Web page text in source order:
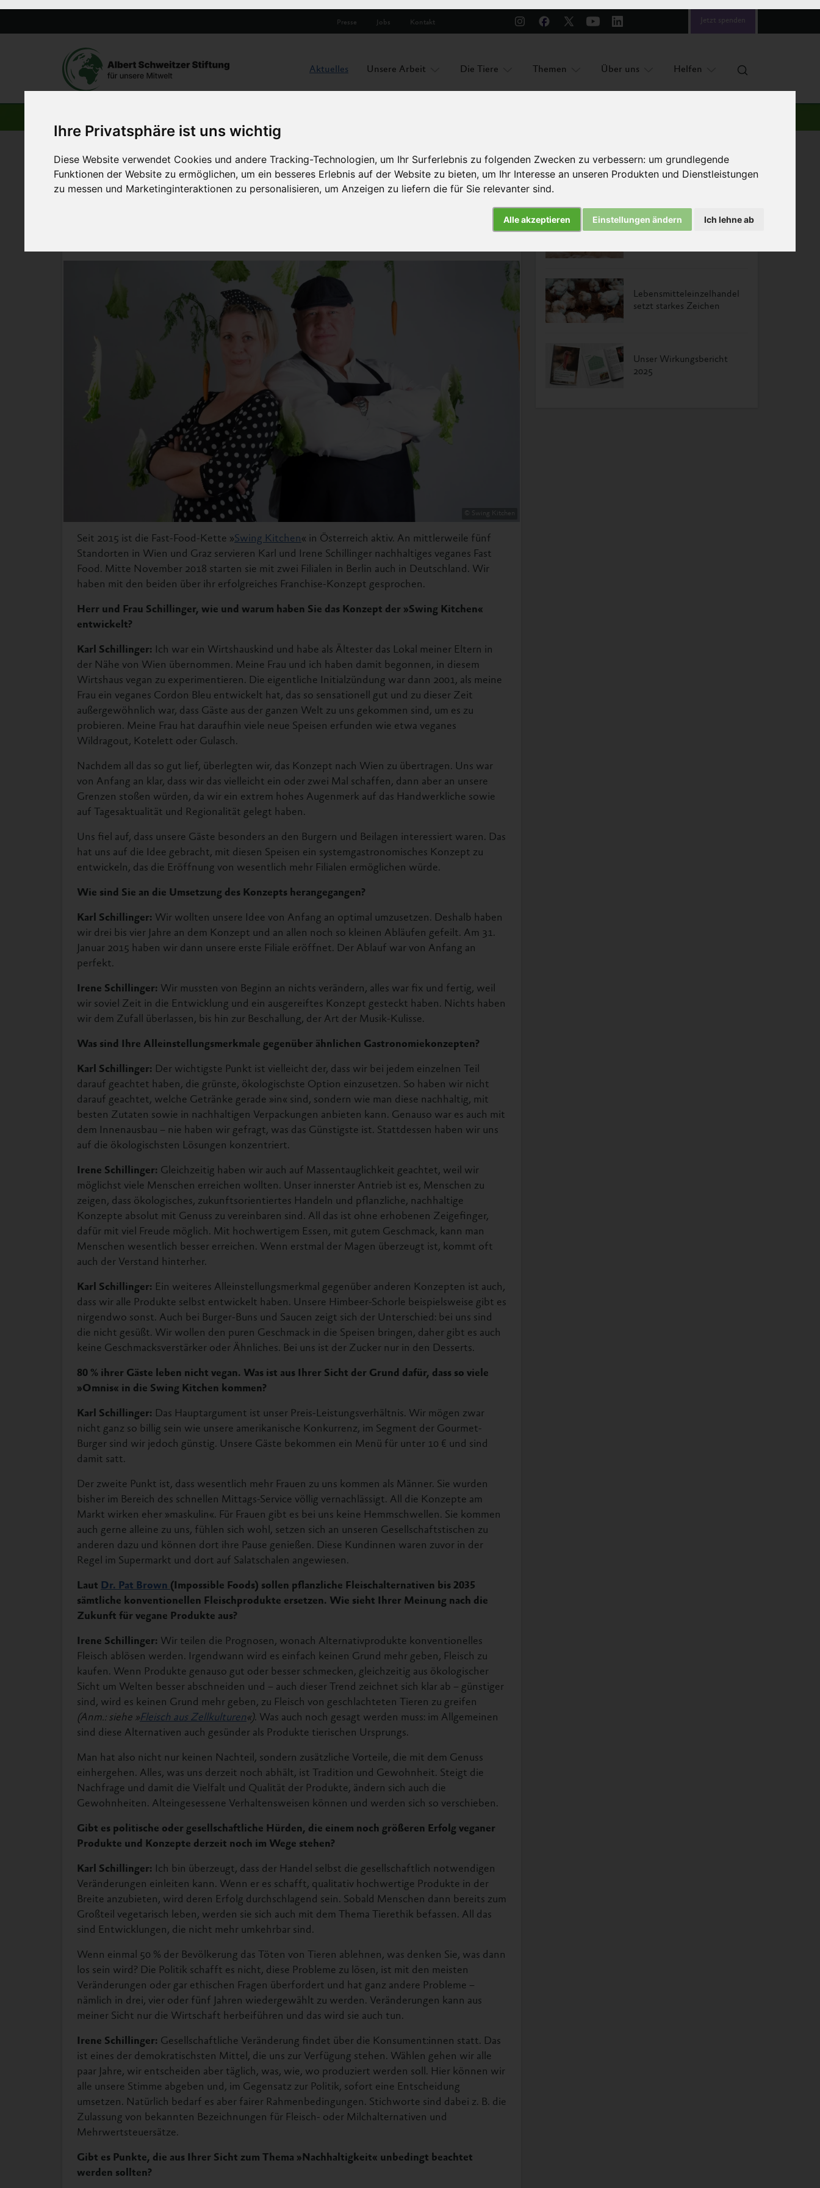
Ihre Privatsphäre ist uns wichtig
Funktionen der Website zu ermöglichen,um ein besseres Erlebnis auf der Website zu bieten, um Ihr Interesse an unseren Produkten und Dienstleistungen
zu messen und Marketinginteraktionen zu personalisieren,um Anzeigen zu liefern die für Sie relevanter sind.
Alle akzeptieren Einstellungen ändern
Jetzt spenden
20. September 2018
Vegane Fast-Food-Kette kommt nach Deutschland
Seit 2015 ist die Fast-Food-Kette » Swing Kitchen
« in Österreich aktiv. An mittlerweile fünf
Standorten in Wien und Graz servieren Karl und Irene Schillinger nachhaltiges veganes Fast
Food. Mitte November 2018 starten sie mit zwei Filialen in Berlin auch in Deutschland. Wir
haben mit den beiden über ihr erfolgreiches Franchise-Konzept gesprochen.
Herr und Frau Schillinger, wie und warum haben Sie das Konzept der »Swing Kitchen«
entwickelt?
Karl Schillinger:
Ich war ein Wirtshauskind und habe als Ältester das Lokal meiner Eltern in
der Nähe von Wien übernommen. Meine Frau und ich haben damit begonnen, in diesem
Wirtshaus vegan zu experimentieren. Die eigentliche Initialzündung war dann 2001, als meine
Frau ein veganes Cordon Bleu entwickelt hat, das so sensationell gut und zu dieser Zeit
außergewöhnlich war, dass Gäste aus der ganzen Welt zu uns gekommen sind, um es zu
probieren. Meine Frau hat daraufhin viele neue Speisen erfunden wie etwa veganes
Wildragout, Kotelett oder Gulasch.
Nachdem all das so gut lief, überlegten wir, das Konzept nach Wien zu übertragen. Uns war
von Anfang an klar, dass wir das vielleicht ein oder zwei Mal schaffen, dann aber an unsere
Grenzen stoßen würden, da wir ein extrem hohes Augenmerk auf das Handwerkliche sowie
auf Tagesaktualität und Regionalität gelegt haben.
Uns fiel auf, dass unsere Gäste besonders an den Burgern und Beilagen interessiert waren. Das
hat uns auf die Idee gebracht, mit diesen Speisen ein systemgastronomisches Konzept zu
entwickeln, das die Eröffnung von wesentlich mehr Filialen ermöglichen würde.
Wie sind Sie an die Umsetzung des Konzepts herangegangen?
Karl Schillinger: Wir wollten unsere Idee von Anfang an optimal umzusetzen. Deshalb haben
wir drei bis vier Jahre an dem Konzept und an allen noch so kleinen Abläufen gefeilt. Am 31.
Januar 2015 haben wir dann unsere erste Filiale eröffnet. Der Ablauf war von Anfang an
perfekt.
Irene Schillinger: Wir mussten von Beginn an nichts verändern, alles war fix und fertig, weil
wir soviel Zeit in die Entwicklung und ein ausgereiftes Konzept gesteckt haben. Nichts haben
wir dem Zufall überlassen, bis hin zur Beschallung, der Art der Musik-Kulisse.
Was sind Ihre Alleinstellungsmerkmale gegenüber ähnlichen Gastronomiekonzepten?
Karl Schillinger:
Der wichtigste Punkt ist vielleicht der, dass wir bei jedem einzelnen Teil
darauf geachtet haben, die grünste, ökologischste Option einzusetzen. So haben wir nicht
darauf geachtet, welche Getränke gerade »in« sind, sondern wie man diese nachhaltig, mit
besten Zutaten sowie in nachhaltigen Verpackungen anbieten kann. Genauso war es auch mit
dem Innenausbau – nie haben wir gefragt, was das Günstigste ist. Stattdessen haben wir uns
auf die ökologischsten Lösungen konzentriert.
Irene Schillinger:
Gleichzeitig haben wir auch auf Massentauglichkeit geachtet, weil wir
möglichst viele Menschen erreichen wollten. Unser innerster Antrieb ist es, Menschen zu
zeigen, dass ökologisches, zukunftsorientiertes Handeln und pflanzliche, nachhaltige
Konzepte absolut mit Genuss zu vereinbaren sind. All das ist ohne erhobenen Zeigefinger,
dafür mit viel Freude möglich. Mit hochwertigem Essen, mit gutem Geschmack, kann man
Menschen wesentlich besser erreichen. Wenn erstmal der Magen überzeugt ist, kommt oft
auch der Verstand hinterher.
Karl Schillinger:
Ein weiteres Alleinstellungsmerkmal gegenüber anderen Konzepten ist auch,
dass wir alle Produkte selbst entwickelt haben. Unsere Himbeer-Schorle beispielsweise gibt es
nirgendwo sonst. Auch bei Burger-Buns und Saucen zeigt sich der Unterschied: bei uns sind
die nicht gesüßt. Wir wollen den puren Geschmack in die Speisen bringen, daher gibt es auch
keine Geschmacksverstärker oder Ähnliches. Bei uns ist der Zucker nur in den Desserts.
80 % ihrer Gäste leben nicht vegan. Was ist aus Ihrer Sicht der Grund dafür, dass so viele
»Omnis« in die Swing Kitchen kommen?
Karl Schillinger:
Das Hauptargument ist unser Preis-Leistungsverhältnis. Wir mögen zwar
nicht ganz so billig sein wie unsere amerikanische Konkurrenz, im Segment der Gourmet-
Burger sind wir jedoch günstig. Unsere Gäste bekommen ein Menü für unter 10 € und sind
damit satt.
Der zweite Punkt ist, dass wesentlich mehr Frauen zu uns kommen als Männer. Sie wurden
bisher im Bereich des schnellen Mittags-Service völlig vernachlässigt. All die Konzepte am
Markt wirken eher »maskulin«. Für Frauen gibt es bei uns keine Hemmschwellen. Sie kommen
auch gerne alleine zu uns, fühlen sich wohl, setzen sich an unseren Gesellschaftstischen zu
anderen dazu und können dort ihre Pause genießen. Diese Kundinnen waren zuvor in der
Regel im Supermarkt und dort auf Salatschalen angewiesen.
Laut Dr. Pat Brown
(Impossible Foods) sollen pflanzliche Fleischalternativen bis 2035
sämtliche konventionellen Fleischprodukte ersetzen. Wie sieht Ihrer Meinung nach die
Zukunft für vegane Produkte aus?
Irene Schillinger: Wir teilen die Prognosen, wonach Alternativprodukte konventionelles
Fleisch ablösen werden. Irgendwann wird es einfach keinen Grund mehr geben, Fleisch zu
kaufen. Wenn Produkte genauso gut oder besser schmecken, gleichzeitig aus ökologischer
Sicht um Welten besser abschneiden und – auch dieser Trend zeichnet sich klar ab – günstiger
sind, wird es keinen Grund mehr geben, zu Fleisch von geschlachteten Tieren zu greifen
(Anm.: siehe »
Fleisch aus Zellkulturen «) . Was auch noch gesagt werden muss: im Allgemeinen
sind diese Alternativen auch gesünder als Produkte tierischen Ursprungs.
Man hat also nicht nur keinen Nachteil, sondern zusätzliche Vorteile, die mit dem Genuss
einhergehen. Alles, was uns derzeit noch abhält, ist Tradition und Gewohnheit. Steigt die
Nachfrage und damit die Vielfalt und Qualität der Produkte, ändern sich auch die
Gewohnheiten. Alteingesessene Verhaltensweisen können und werden sich so verschieben.
Gibt es politische oder gesellschaftliche Hürden, die einem noch größeren Erfolg veganer
Produkte und Konzepte derzeit noch im Wege stehen?
Karl Schillinger:
Ich bin überzeugt, dass der Handel selbst die gesellschaftlich notwendigen
Veränderungen einleiten kann. Wenn er es schafft, qualitativ hochwertige Produkte in der
Breite anzubieten, wird deren Erfolg durchschlagend sein. Sobald Menschen dann bereits zum
Großteil vegetarisch leben, werden sie sich auch mit dem Thema Tierethik befassen. All das
sind Entwicklungen, die nicht mehr umkehrbar sind.
Wenn einmal 50 % der Bevölkerung das Töten von Tieren ablehnen, was denken Sie, was dann
los sein wird? Die Politik schafft es nicht, diese Probleme zu lösen, ist mit den meisten
Veränderungen oder gar ethischen Fragen überfordert und hat ganz andere Probleme –
nämlich in drei, vier oder fünf Jahren wiedergewählt zu werden. Veränderungen kann aus
meiner Sicht nur die Wirtschaft herbeiführen und das wird sie auch tun.
Irene Schillinger:
Gesellschaftliche Veränderung findet über die Konsument:innen statt. Das
ist eines der demokratischsten Mittel, die uns zur Verfügung stehen. Wählen gehen wir alle
paar Jahre, wir entscheiden aber täglich, was, wie, wo produziert werden soll. Hier können wir
alle unsere Stimme abgeben und, im Gegensatz zur Politik, sofort eine Entscheidung
umsetzen. Natürlich bedarf es aber fairer Rahmenbedingungen. Stichworte sind dabei z. B. die
Zulassung von bekannten Bezeichnungen für Fleisch- oder Milchalternativen und
Mehrwertsteuersätze.
Gibt es Punkte, die aus Ihrer Sicht zum Thema »Nachhaltigkeit« unbedingt beachtet
werden sollten?
Das könnte Sie auch interessieren
Weitere Unternehmen
setzen Masthuhn-Initiative
Lebensmitteleinzelhandel
setzt starkes Zeichen
Unser Wirkungsbericht